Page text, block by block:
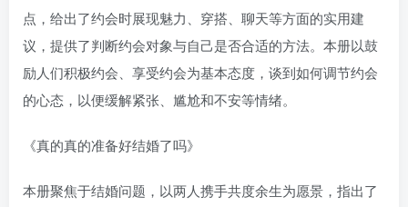
点，给出了约会时展现魅力、穿搭、聊天等方面的实用建
议，提供了判断约会对象与自己是否合适的方法。本册以鼓
励人们积极约会、享受约会为基本态度，谈到如何调节约会
的心态，以便缓解紧张、尴尬和不安等情绪。
《真的真的准备好结婚了吗》
本册聚焦于结婚问题，以两人携手共度余生为愿景，指出了